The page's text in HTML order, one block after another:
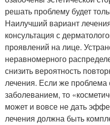
решать проблему будет
Наилучший вариант
консультация с
проявлений на лице.
неравномерного
снизить вероятность
лечения. Если же проблема
заболеванием, то
может и вовсе не дать
лечения должна быть